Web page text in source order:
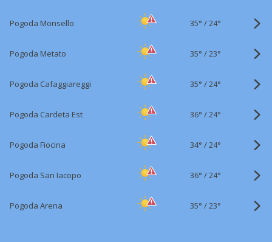
Pogoda Monsello 35° /24°
Pogoda Metato 35° /23°
Pogoda Cafaggiareggi 35° /24°
Pogoda Cardeta Est 36° /24°
Pogoda Fiocina 34° /24°
Pogoda San Iacopo 36° /24°
Pogoda Arena 35° /23°